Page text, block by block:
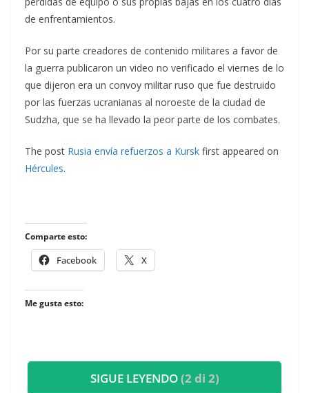
de enfrentamientos.
Por su parte creadores de contenido militares a favor de
la guerra publicaron un video no verificado el viernes de lo
que dijeron era un convoy militar ruso que fue destruido
por las fuerzas ucranianas al noroeste de la ciudad de
Sudzha, que se ha llevado la peor parte de los combates.
The post Rusia envía refuerzos a Kursk first appeared on
Hércules.
Comparte esto:
Facebook X
Me gusta esto:
SIGUE LEYENDO(2 di 2)